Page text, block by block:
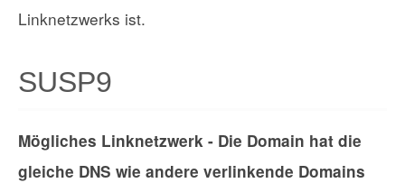
Linknetzwerks ist.
SUSP9
Mögliches Linknetzwerk - Die Domain hat die
gleiche DNS wie andere verlinkende Domains